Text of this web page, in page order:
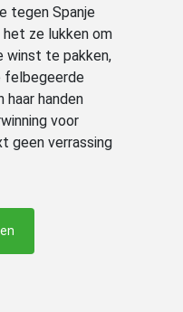
tegen Spanje
ze lukken om
winst te pakken,
felbegeerde
haar handen
voor
geen verrassing